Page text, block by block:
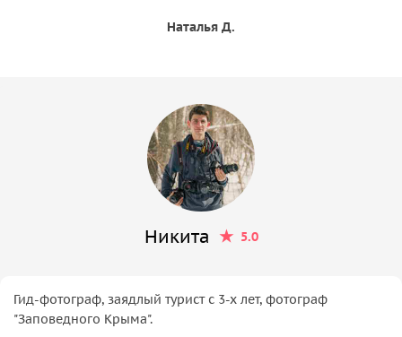
Наталья Д.
Никита 5.0
Гид-фотограф, заядлый турист с 3-х лет, фотограф
"Заповедного Крыма".